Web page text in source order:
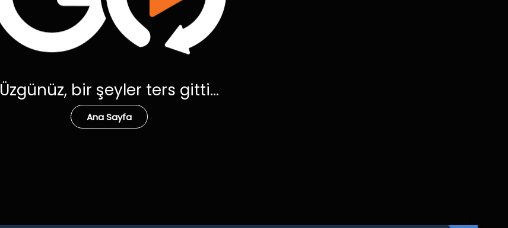
Üzgünüz, bir şeyler ters gitti...
Ana Sayfa